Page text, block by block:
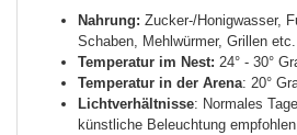
Nahrung: Zucker-/Honigwasser,
Schaben, Mehlwürmer, Grillen etc.
Temperatur im Nest: 24° - 30°
Temperatur in der Arena: 20°
Lichtverhältnisse: Normales
künstliche Beleuchtung